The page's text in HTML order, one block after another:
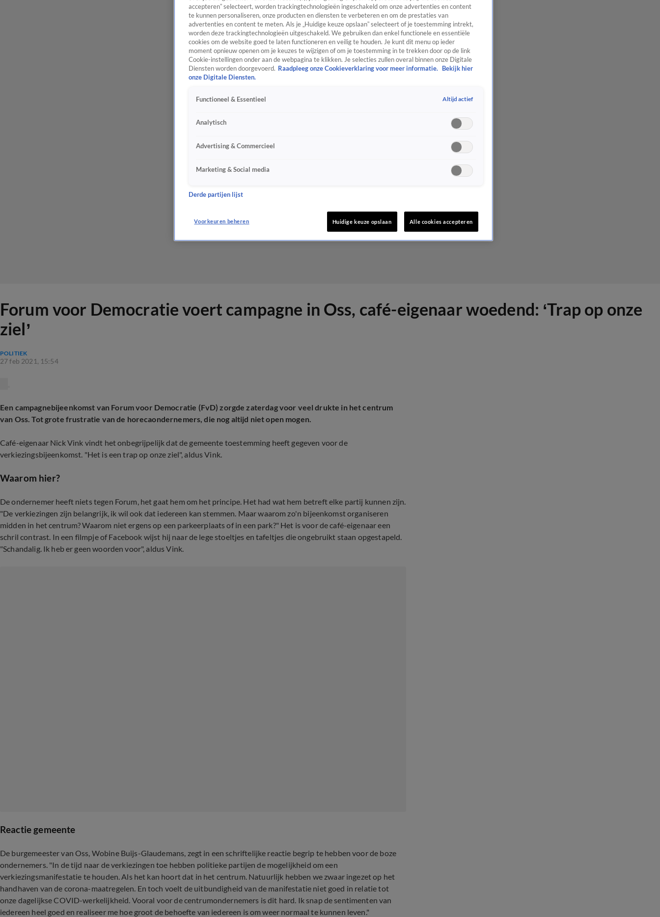
Forum voor Democratie voert campagne in Oss, café-eigenaar woedend: ‘Trap op onze
ziel’
POLITIEK
27 feb 2021, 15:54
Een campagnebijeenkomst van Forum voor Democratie (FvD) zorgde zaterdag voor veel drukte in het centrum
van Oss. Tot grote frustratie van de horecaondernemers, die nog altijd niet open mogen.
Café-eigenaar Nick Vink vindt het onbegrijpelijk dat de gemeente toestemming heeft gegeven voor de
verkiezingsbijeenkomst. "Het is een trap op onze ziel", aldus Vink.
Waarom hier?
De ondernemer heeft niets tegen Forum, het gaat hem om het principe. Het had wat hem betreft elke partij kunnen zijn.
"De verkiezingen zijn belangrijk, ik wil ook dat iedereen kan stemmen. Maar waarom zo'n bijeenkomst organiseren
midden in het centrum? Waarom niet ergens op een parkeerplaats of in een park?" Het is voor de café-eigenaar een
schril contrast. In een filmpje of Facebook wijst hij naar de lege stoeltjes en tafeltjes die ongebruikt staan opgestapeld.
"Schandalig. Ik heb er geen woorden voor", aldus Vink.
Reactie gemeente
De burgemeester van Oss, Wobine Buijs-Glaudemans, zegt in een schriftelijke reactie begrip te hebben voor de boze
ondernemers. "In de tijd naar de verkiezingen toe hebben politieke partijen de mogelijkheid om een
verkiezingsmanifestatie te houden. Als het kan hoort dat in het centrum. Natuurlijk hebben we zwaar ingezet op het
handhaven van de corona-maatregelen. En toch voelt de uitbundigheid van de manifestatie niet goed in relatie tot
onze dagelijkse COVID-werkelijkheid. Vooral voor de centrumondernemers is dit hard. Ik snap de sentimenten van
iedereen heel goed en realiseer me hoe groot de behoefte van iedereen is om weer normaal te kunnen leven."
accepteren” selecteert, worden trackingtechnologieën ingeschakeld om onze advertenties en content
te kunnen personaliseren, onze producten en diensten te verbeteren en om de prestaties van
advertenties en content te meten. Als je „Huidige keuze opslaan” selecteert of je toestemming intrekt,
worden deze trackingtechnologieën uitgeschakeld. We gebruiken dan enkel functionele en essentiële
cookies om de website goed te laten functioneren en veilig te houden. Je kunt dit menu op ieder
moment opnieuw openen om je keuzes te wijzigen of om je toestemming in te trekken door op de link
Cookie-instellingen onder aan de webpagina te klikken. Je selecties zullen overal binnen onze Digitale
Diensten worden doorgevoerd. Raadpleeg onze Cookieverklaring voor meer informatie.
Bekijk hier
onze Digitale Diensten.
Functioneel & Essentieel Altijd actief
Analytisch
Advertising & Commercieel
Marketing & Social media
Derde partijen lijst
Voorkeuren beheren Huidige keuze opslaan Alle cookies accepteren